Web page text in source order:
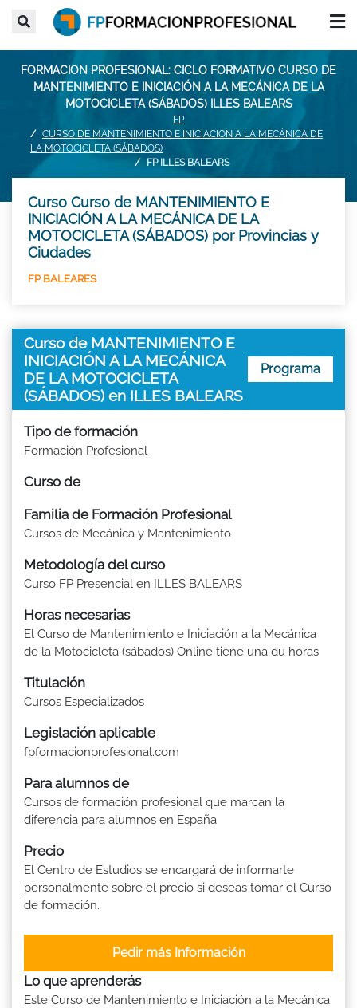
FORMACION PROFESIONAL: CICLO FORMATIVO CURSO DE
MANTENIMIENTO E INICIACIÓN A LA MECÁNICA DE LA
MOTOCICLETA (SÁBADOS) ILLES BALEARS
FP
CURSO DE MANTENIMIENTO E INICIACIÓN A LA MECÁNICA DE
LA MOTOCICLETA (SÁBADOS)
FP ILLES BALEARS
Curso Curso de MANTENIMIENTO E
INICIACIÓN A LA MECÁNICA DE LA
MOTOCICLETA (SÁBADOS) por Provincias y
Ciudades
FP BALEARES
Curso de MANTENIMIENTO E
INICIACIÓN A LA MECÁNICA
DE LA MOTOCICLETA
(SÁBADOS) en ILLES BALEARS
Programa
Tipo de formación
Formación Profesional
Curso de
Familia de Formación Profesional
Cursos de Mecánica y Mantenimiento
Metodología del curso
Curso FP Presencial en ILLES BALEARS
Horas necesarias
El Curso de Mantenimiento e Iniciación a la Mecánica
de la Motocicleta (sábados) Online tiene una du horas
Titulación
Cursos Especializados
Legislación aplicable
fpformacionprofesional.com
Para alumnos de
Cursos de formación profesional que marcan la
diferencia para alumnos en España
Precio
El Centro de Estudios se encargará de informarte
personalmente sobre el precio si deseas tomar el Curso
de formación.
Pedir más Información
Lo que aprenderás
Este Curso de Mantenimiento e Iniciación a la Mecánica